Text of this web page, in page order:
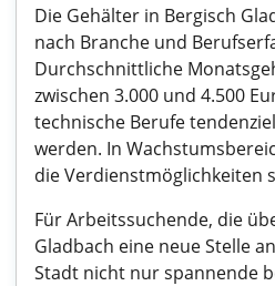
Die Gehälter in Bergisch
nach Branche und
Durchschnittliche
zwischen 3.000 und 4.500
technische Berufe
werden. In
die Verdienstmöglichkeiten
Für Arbeitssuchende, die
Gladbach eine neue Stelle
Stadt nicht nur spannende